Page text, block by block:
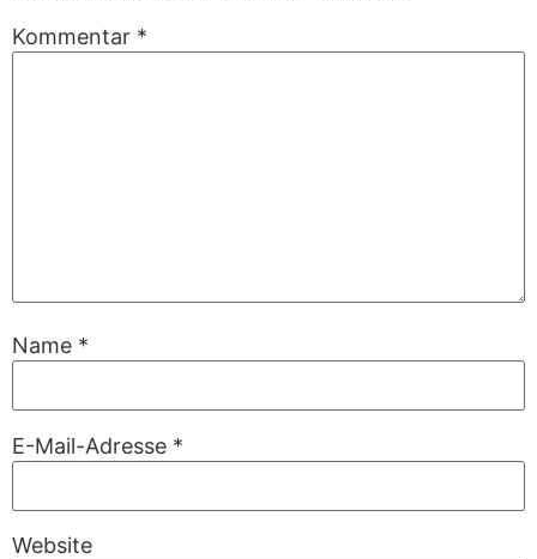
Kommentar *
Name *
E-Mail-Adresse *
Website